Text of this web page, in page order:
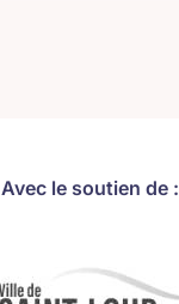
Avec le soutien de :